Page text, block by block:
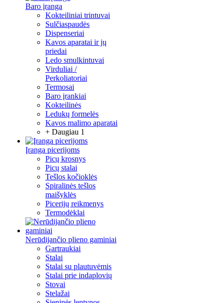
Baro įranga
Kokteiliniai trintuvai
Sulčiaspaudės
Dispenseriai
Kavos aparatai ir jų
priedai
Ledo smulkintuvai
Virduliai /
Perkoliatoriai
Termosai
Baro įrankiai
Kokteilinės
Ledukų formelės
Kavos malimo aparatai
+ Daugiau 1
Įranga picerijoms
Picų krosnys
Picų stalai
Tešlos kočioklės
Spiralinės tešlos
maišyklės
Picerijų reikmenys
Termodėklai
Nerūdijančio plieno gaminiai
Gartraukiai
Stalai
Stalai su plautuvėmis
Stalai prie indaplovių
Stovai
Stelažai